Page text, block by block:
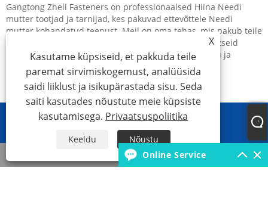
Gangtong Zheli Fasteners on professionaalsed Hiina Needi
mutter tootjad ja tarnijad, kes pakuvad ettevõttele Needi
mutter kohandatud teenust. Meil on oma tehas, mis pakub teile
rahuldavat hinda. Tere tulemast ostma meilt kvaliteetseid
tooteid. Tehkem üksteisega koostööd parema tuleviku ja
vastastikuse kasu loomiseks.
X
Kasutame küpsiseid, et pakkuda teile
paremat sirvimiskogemust, analüüsida
saidi liiklust ja isikupärastada sisu. Seda
saiti kasutades nõustute meie küpsiste
kasutamisega. Privaatsuspoliitika
Keeldu
Nõustu
Meil
Online Service